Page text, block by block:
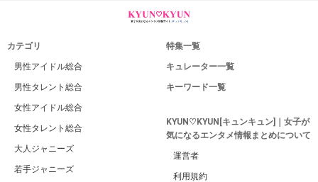
カテゴリ
男性アイドル総合
男性タレント総合
女性アイドル総合
女性タレント総合
大人ジャニーズ
若手ジャニーズ
特集一覧
キュレーター一覧
キーワード一覧
KYUN♡KYUN[キュンキュン]｜女子が
気になるエンタメ情報まとめについて
運営者
利用規約